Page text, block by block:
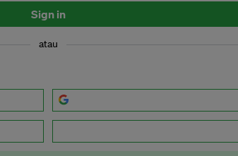
Sign in
atau